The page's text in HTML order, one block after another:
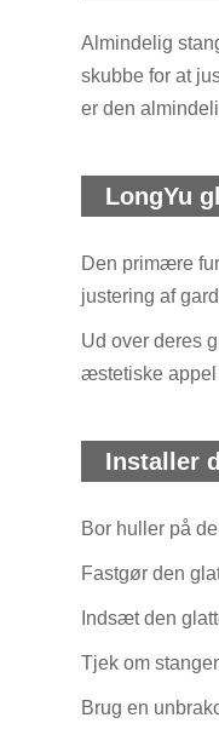
Almindelig
skubbe for at
er den
LongYu
Den primære
justering af
Ud over deres
æstetiske appel
Installer
Bor huller på
Fastgør den
Indsæt den
Tjek om
Brug en